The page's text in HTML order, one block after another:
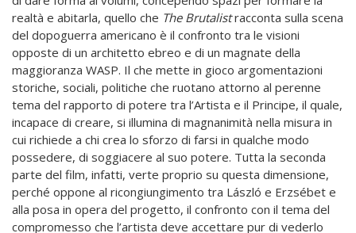
realtà e abitarla, quello che The Brutalistracconta sulla scena
del dopoguerra americano è il confronto tra le visioni
opposte di un architetto ebreo e di un magnate della
maggioranza WASP. Il che mette in gioco argomentazioni
storiche, sociali, politiche che ruotano attorno al perenne
tema del rapporto di potere tra l’Artista e il Principe, il quale,
incapace di creare, si illumina di magnanimità nella misura in
cui richiede a chi crea lo sforzo di farsi in qualche modo
possedere, di soggiacere al suo potere. Tutta la seconda
parte del film, infatti, verte proprio su questa dimensione,
perché oppone al ricongiungimento tra László e Erzsébet e
alla posa in opera del progetto, il confronto con il tema del
compromesso che l’artista deve accettare pur di vederlo